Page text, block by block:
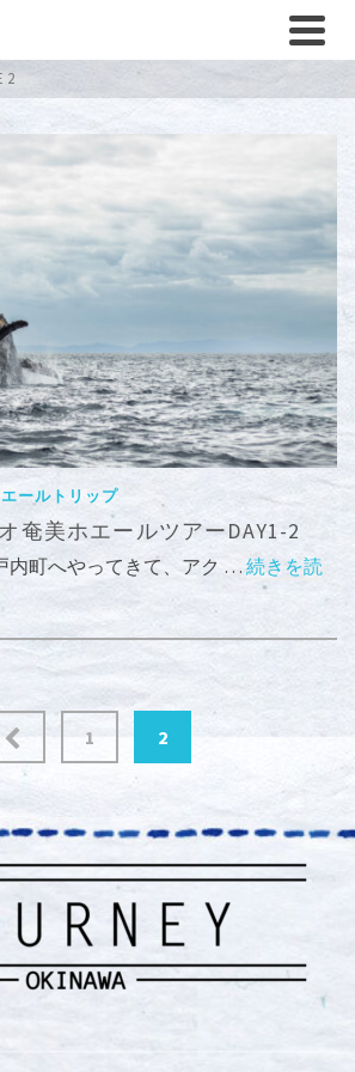
2
ールトリップ
奄美ホエールツアーDAY1-2
内町へやってきて、アク … 続きを読
1 2